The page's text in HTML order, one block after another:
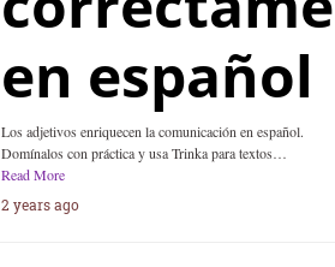
en español
Los adjetivos enriquecen la comunicación en español.
Domínalos con práctica y usa Trinka para textos…
Read More
2 years ago